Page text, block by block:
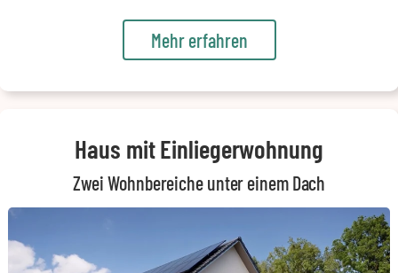
Mehr erfahren
Haus mit Einliegerwohnung
Zwei Wohnbereiche unter einem Dach